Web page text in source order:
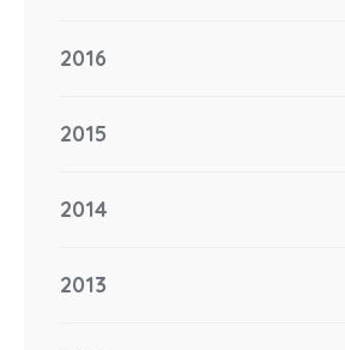
2016
2015
2014
2013